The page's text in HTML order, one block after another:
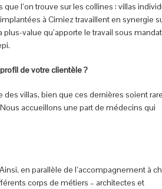
l’on trouve sur les collines : villas
à Cimiez travaillent en synergie
value qu’apporte le travail sous mandat
de votre clientèle ?
villas, bien que ces dernières soient
accueillons une part de médecins qui
en parallèle de l’accompagnement à
corps de métiers – architectes et